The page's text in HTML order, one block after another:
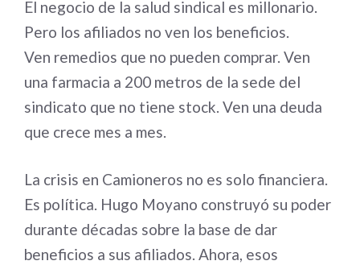
El negocio de la salud sindical es millonario.
Pero los afiliados no ven los beneficios.
Ven remedios que no pueden comprar. Ven
una farmacia a 200 metros de la sede del
sindicato que no tiene stock. Ven una deuda
que crece mes a mes.
La crisis en Camioneros no es solo financiera.
Es política. Hugo Moyano construyó su poder
durante décadas sobre la base de dar
beneficios a sus afiliados. Ahora, esos